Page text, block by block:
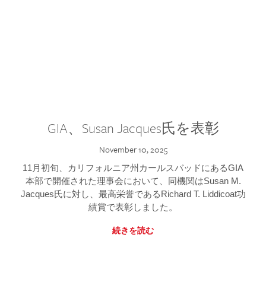
GIA、Susan Jacques氏を表彰
November 10, 2025
11月初旬、カリフォルニア州カールスバッドにあるGIA
本部で開催された理事会において、同機関はSusan M.
Jacques氏に対し、最高栄誉であるRichard T. Liddicoat功
績賞で表彰しました。
続きを読む